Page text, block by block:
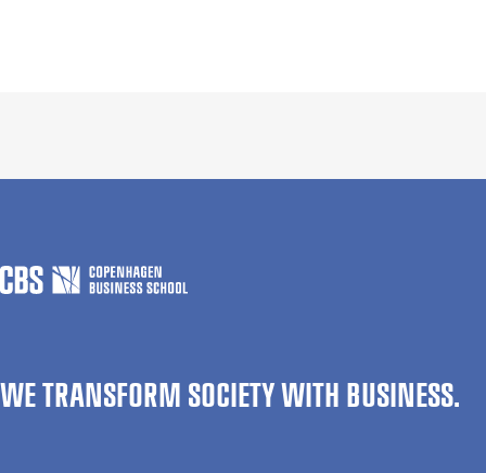
WE TRANSFORM SOCIETY WITH BUSINESS.